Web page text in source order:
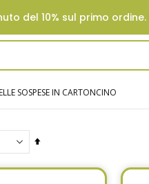
del 10% sul primo
SOSPESE IN CARTONCINO
Set